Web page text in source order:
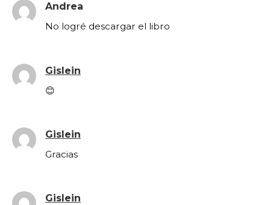
Andrea
No logré descargar el libro
Gislein
😊
Gislein
Gracias
Gislein